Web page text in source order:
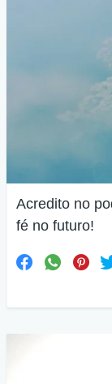
Acredito no
fé no futuro!